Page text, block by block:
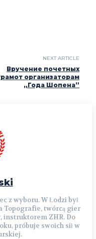
NEXT ARTICLE
Вручение почетных
организаторам
„Года Шопена”
z wyboru. W Łodzi był
Topografie, twórcą gier
instruktorem ZHR. Do
próbuje swoich sił w